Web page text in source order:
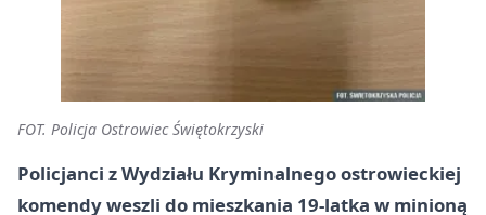
FOT. Policja Ostrowiec Świętokrzyski
Policjanci z Wydziału Kryminalnego ostrowieckiej
komendy weszli do mieszkania 19-latka w minioną